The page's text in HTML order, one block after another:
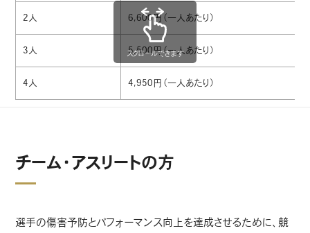
2人 6,600円（一人あたり）
3人 5,500円（一人あたり）
4人 4,950円（一人あたり）
スクロールできます
チーム・アスリートの方
選手の傷害予防とパフォーマンス向上を達成させるために、競